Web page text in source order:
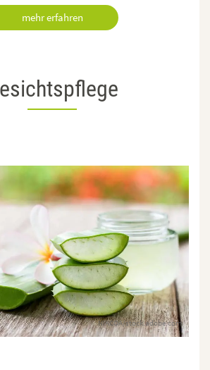
mehr erfahren
NIKCOA/stock.adobe.com